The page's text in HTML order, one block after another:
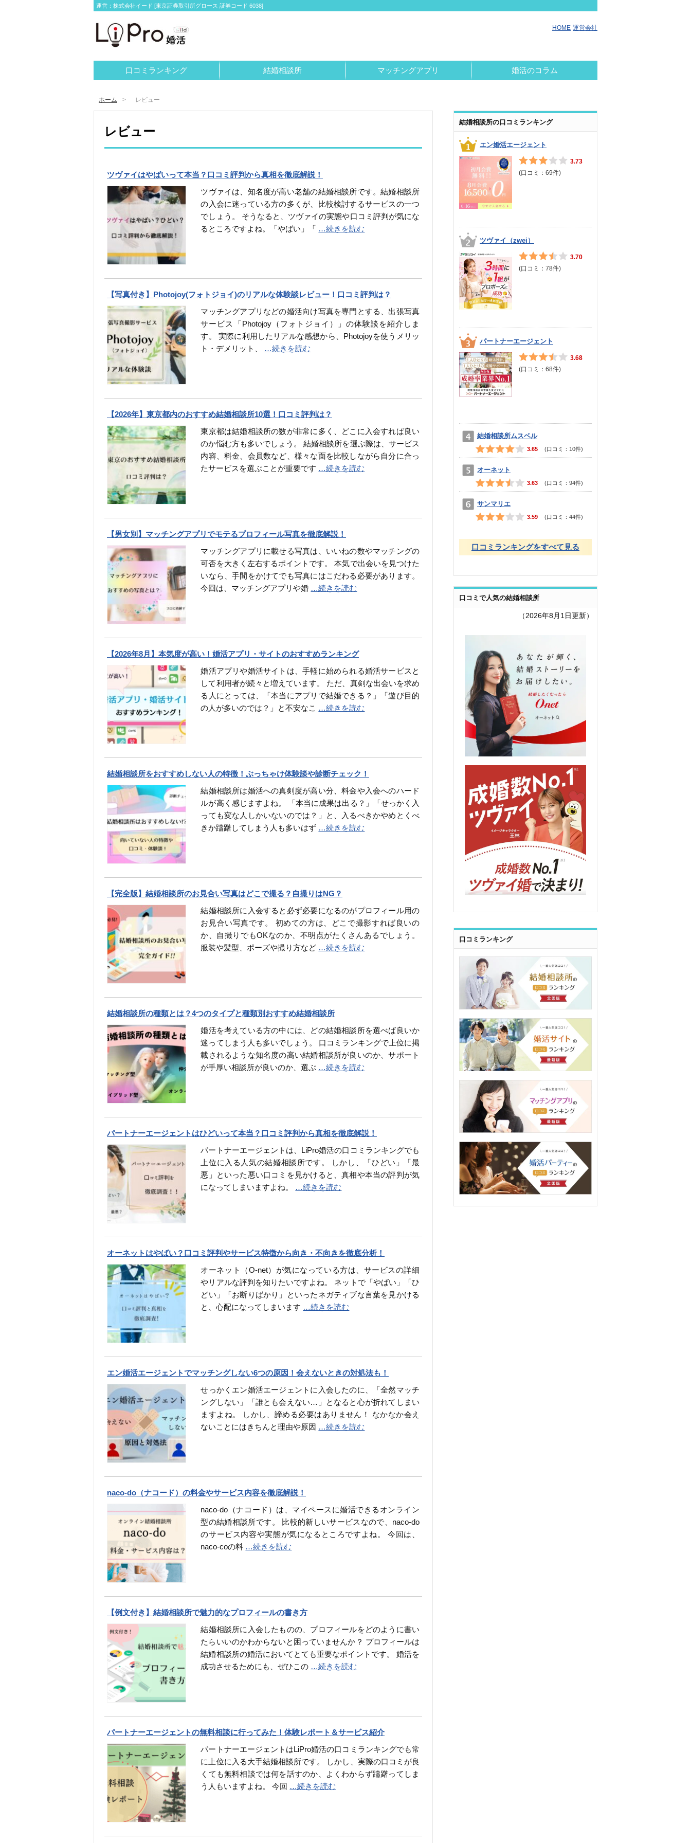
運営：株式会社イード [東京証券取引所グロース 証券コード 6038]
HOME 運営会社
口コミランキング 結婚相談所 マッチングアプリ 婚活のコラム
ホーム レビュー
レビュー
ツヴァイはやばいって本当？口コミ評判から真相を徹底解説！
ツヴァイは、知名度が高い老舗の結婚相談所です。結婚相談所
の入会に迷っている方の多くが、比較検討するサービスの一つ
でしょう。 そうなると、ツヴァイの実態や口コミ評判が気にな
るところですよね。「やばい」「 …続きを読む
【写真付き】Photojoy(フォトジョイ)のリアルな体験談レビュー！口コミ評判は？
マッチングアプリなどの婚活向け写真を専門とする、出張写真
サービス「Photojoy（フォトジョイ）」の体験談を紹介しま
す。 実際に利用したリアルな感想から、Photojoyを使うメリッ
ト・デメリット、 …続きを読む
【2026年】東京都内のおすすめ結婚相談所10選！口コミ評判は？
東京都は結婚相談所の数が非常に多く、どこに入会すれば良い
のか悩む方も多いでしょう。 結婚相談所を選ぶ際は、サービス
内容、料金、会員数など、様々な面を比較しながら自分に合っ
たサービスを選ぶことが重要です …続きを読む
【男女別】マッチングアプリでモテるプロフィール写真を徹底解説！
マッチングアプリに載せる写真は、いいねの数やマッチングの
可否を大きく左右するポイントです。 本気で出会いを見つけた
いなら、手間をかけてでも写真にはこだわる必要があります。
今回は、マッチングアプリや婚 …続きを読む
【2026年8月】本気度が高い！婚活アプリ・サイトのおすすめランキング
婚活アプリや婚活サイトは、手軽に始められる婚活サービスと
して利用者が続々と増えています。 ただ、真剣な出会いを求め
る人にとっては、「本当にアプリで結婚できる？」「遊び目的
の人が多いのでは？」と不安なこ …続きを読む
結婚相談所をおすすめしない人の特徴！ぶっちゃけ体験談や診断チェック！
結婚相談所は婚活への真剣度が高い分、料金や入会へのハード
ルが高く感じますよね。 「本当に成果は出る？」「せっかく入
っても変な人しかいないのでは？」と、入るべきかやめとくべ
きか躊躇してしまう人も多いはず …続きを読む
【完全版】結婚相談所のお見合い写真はどこで撮る？自撮りはNG？
結婚相談所に入会すると必ず必要になるのがプロフィール用の
お見合い写真です。 初めての方は、どこで撮影すれば良いの
か、自撮りでもOKなのか、不明点がたくさんあるでしょう。
服装や髪型、ポーズや撮り方など …続きを読む
結婚相談所の種類とは？4つのタイプと種類別おすすめ結婚相談所
婚活を考えている方の中には、どの結婚相談所を選べば良いか
迷ってしまう人も多いでしょう。 口コミランキングで上位に掲
載されるような知名度の高い結婚相談所が良いのか、サポート
が手厚い相談所が良いのか、選ぶ …続きを読む
パートナーエージェントはひどいって本当？口コミ評判から真相を徹底解説！
パートナーエージェントは、LiPro婚活の口コミランキングでも
上位に入る人気の結婚相談所です。 しかし、「ひどい」「最
悪」といった悪い口コミを見かけると、真相や本当の評判が気
になってしまいますよね。 …続きを読む
オーネットはやばい？口コミ評判やサービス特徴から向き・不向きを徹底分析！
オーネット（O-net）が気になっている方は、サービスの詳細
やリアルな評判を知りたいですよね。 ネットで「やばい」「ひ
どい」「お断りばかり」といったネガティブな言葉を見かける
と、心配になってしまいます …続きを読む
エン婚活エージェントでマッチングしない6つの原因！会えないときの対処法も！
せっかくエン婚活エージェントに入会したのに、「全然マッチ
ングしない」「誰とも会えない…」となると心が折れてしまい
ますよね。 しかし、諦める必要はありません！ なかなか会え
ないことにはきちんと理由や原因 …続きを読む
naco-do（ナコード）の料金やサービス内容を徹底解説！
naco-do（ナコード）は、マイペースに婚活できるオンライン
型の結婚相談所です。 比較的新しいサービスなので、naco-do
のサービス内容や実態が気になるところですよね。 今回は、
naco-coの料 …続きを読む
【例文付き】結婚相談所で魅力的なプロフィールの書き方
結婚相談所に入会したものの、プロフィールをどのように書い
たらいいのかわからないと困っていませんか？ プロフィールは
結婚相談所の婚活においてとても重要なポイントです。 婚活を
成功させるためにも、ぜひこの …続きを読む
パートナーエージェントの無料相談に行ってみた！体験レポート＆サービス紹介
パートナーエージェントはLiPro婚活の口コミランキングでも常
に上位に入る大手結婚相談所です。 しかし、実際の口コミが良
くても無料相談では何を話すのか、よくわからず躊躇ってしま
う人もいますよね。 今回 …続きを読む
結婚相談所の口コミランキング
エン婚活エージェント
3.73
(口コミ：69件)
ツヴァイ（zwei）
3.70
(口コミ：78件)
パートナーエージェント
3.68
(口コミ：68件)
結婚相談所ムスベル
3.65 (口コミ： 10件)
オーネット
3.63 (口コミ： 94件)
サンマリエ
3.59 (口コミ： 44件)
口コミランキングをすべて見る
口コミで人気の結婚相談所
（2026年8月1日更新）
口コミランキング